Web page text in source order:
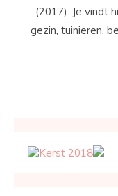
(2017). Je vindt
gezin, tuinieren,